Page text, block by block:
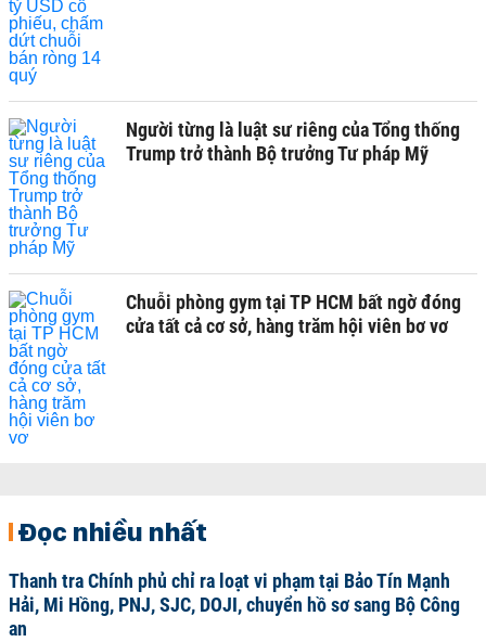
Người từng là luật sư riêng của Tổng thống
Trump trở thành Bộ trưởng Tư pháp Mỹ
Chuỗi phòng gym tại TP HCM bất ngờ đóng
cửa tất cả cơ sở, hàng trăm hội viên bơ vơ
Đọc nhiều nhất
Thanh tra Chính phủ chỉ ra loạt vi phạm tại Bảo Tín Mạnh
Hải, Mi Hồng, PNJ, SJC, DOJI, chuyển hồ sơ sang Bộ Công
an